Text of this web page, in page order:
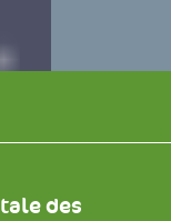
des